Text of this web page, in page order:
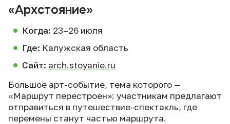
«Архстояние»
Когда: 23–26 июля
Где: Калужская область
Сайт: arch.stoyanie.ru
Большое арт-событие, тема которого —
«Маршрут перестроен»: участникам предлагают
отправиться в путешествие-спектакль, где
перемены станут частью маршрута.